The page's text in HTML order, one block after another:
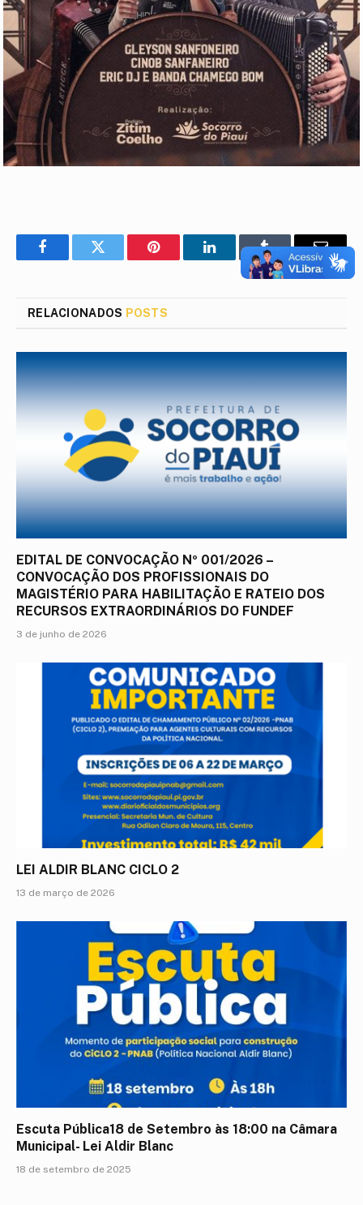
FacebookTwitter Pinterest LinkedInTumblr
E-
RELACIONADOS POSTS
EDITAL DE CONVOCAÇÃO Nº 001/2026 –
CONVOCAÇÃO DOS PROFISSIONAIS DO
MAGISTÉRIO PARA HABILITAÇÃO E RATEIO DOS
RECURSOS EXTRAORDINÁRIOS DO FUNDEF
3 de junho de 2026
LEI ALDIR BLANC CICLO 2
13 de março de 2026
Escuta Pública18 de Setembro às 18:00 na Câmara
Municipal- Lei Aldir Blanc
18 de setembro de 2025